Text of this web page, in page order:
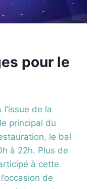
pour le
de la
principal du
le bal
à 22h. Plus de
à cette
de